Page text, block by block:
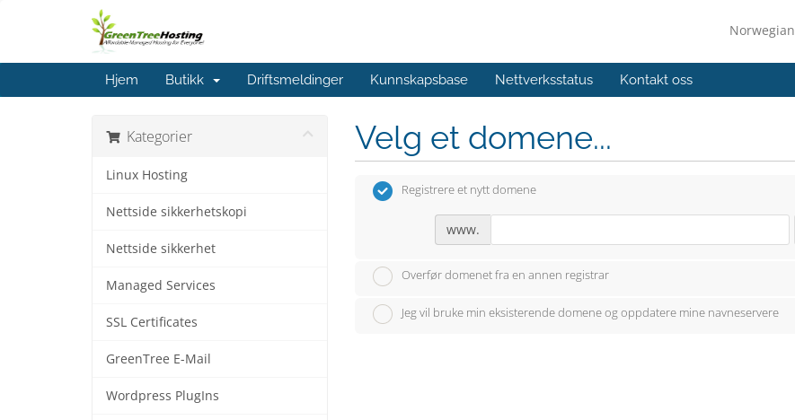
Norwegian
Hjem Butikk Driftsmeldinger Kunnskapsbase Nettverksstatus Kontakt oss
Kategorier
Linux Hosting
Nettside sikkerhetskopi
Nettside sikkerhet
Managed Services
SSL Certificates
GreenTree E-Mail
Wordpress PlugIns
Velg et domene...
Registrere et nytt domene
www.
Overfør domenet fra en annen registrar
Jeg vil bruke min eksisterende domene og oppdatere mine navneservere